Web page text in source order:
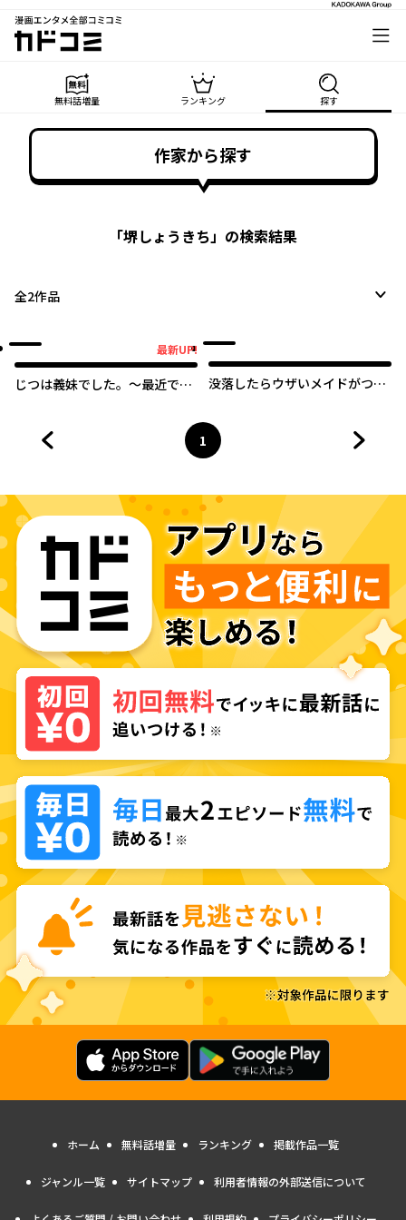
漫画エンタメ全部コミコミ
カドコミ
無料話増量 ランキング 探す
作家から探す
「堺しょうきち」の検索結果
全2作品
最新UP!
じつは義妹でした。～最近でき
没落したらウザいメイドがつい
ページ
1
へ
ホーム 無料話増量 ランキング 掲載作品一覧
ジャンル一覧 サイトマップ 利用者情報の外部送信について